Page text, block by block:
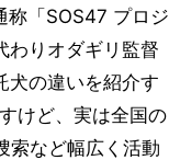
称「SOS47 プロジ
わりオダギリ監督
犬の違いを紹介す
けど、実は全国の
索など幅広く活動